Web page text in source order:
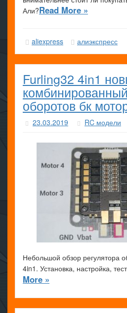
Али?Read More »
aliexpress алиэкспресс
Furling32 4in1
оборотов бк
23.03.2019 RC модели
Небольшой обзор регулятора
4in1. Установка, настройка,
More »